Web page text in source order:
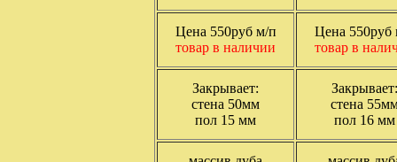
Цена 550руб м/п
товар в наличии
Цена 550руб
товар в
Закрывает:
стена 50мм
пол 15 мм
Закрывает:
стена
пол 16 мм